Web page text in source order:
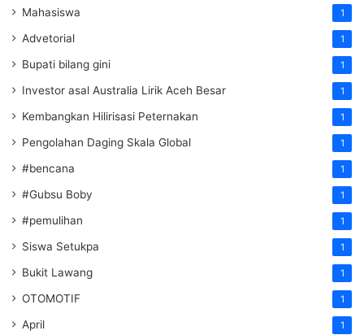
Mahasiswa 1
Advetorial 1
Bupati bilang gini 1
Investor asal Australia Lirik Aceh Besar 1
Kembangkan Hilirisasi Peternakan 1
Pengolahan Daging Skala Global 1
#bencana 1
#Gubsu Boby 1
#pemulihan 1
Siswa Setukpa 1
Bukit Lawang 1
OTOMOTIF 1
April 1